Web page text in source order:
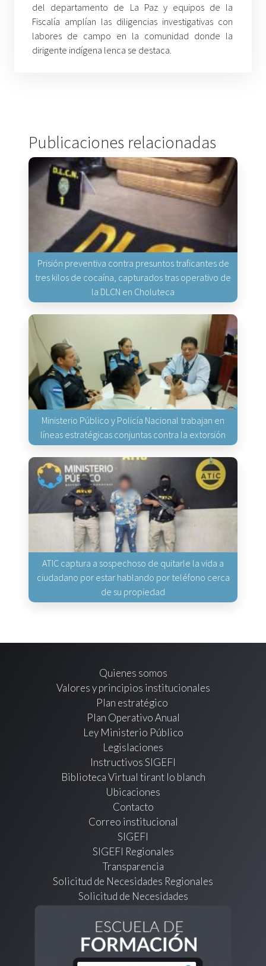
del departamento de La Paz y equipos de la
Fiscalía amplían las diligencias investigativas con
labores de campo en la comunidad donde la
dirigente indígena lenca se destaca.
Publicaciones relacionadas
Prisión preventiva contra presuntos traficantes de
tres kilos de cocaína, capturados tras operativo de
la DLCN en Choluteca
Ministerio Público y Policía Nacional trabajan en
líneas estratégicas conjuntas contra la extorsión
ATIC captura a sospechoso de quitarle la vida a
ciudadano por estar hablando por teléfono cerca
de su propiedad
Quienes somos
Valores y principios institucionales
Plan estratégico
Plan Operativo Anual
Ley Ministerio Público
Legislaciones
Instructivos SIGEFI
Biblioteca Virtual tirant lo blanch
Ubicaciones
Contacto
Correo institucional
SIGEFI
SIGEFI Regionales
Transparencia
Solicitud de Necesidades Regionales
Solicitud de Necesidades